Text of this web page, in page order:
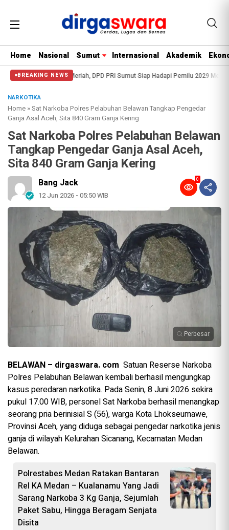
Home Nasional Sumut Internasional Akademik
BREAKING NEWS
Meriah, DPD PRI Sumut Siap Hadapi Pemilu 2029 Mendatang
NARKOTIKA
Home »Sat Narkoba Polres Pelabuhan Belawan Tangkap Pengedar
Ganja Asal Aceh, Sita 840 Gram Ganja Kering
Sat Narkoba Polres Pelabuhan Belawan
Tangkap Pengedar Ganja Asal Aceh,
Sita 840 Gram Ganja Kering
Bang Jack
12 Jun 2026 - 05:50 WIB
0
Perbesar
BELAWAN – dirgaswara. com Satuan Reserse Narkoba
Polres Pelabuhan Belawan kembali berhasil mengungkap
kasus peredaran narkotika. Pada Senin, 8 Juni 2026 sekira
pukul 17.00 WIB, personel Sat Narkoba berhasil menangkap
seorang pria berinisial S (56), warga Kota Lhokseumawe,
Provinsi Aceh, yang diduga sebagai pengedar narkotika jenis
ganja di wilayah Kelurahan Sicanang, Kecamatan Medan
Belawan.
Polrestabes Medan Ratakan Bantaran
Rel KA Medan – Kualanamu Yang Jadi
Sarang Narkoba 3 Kg Ganja, Sejumlah
Paket Sabu, Hingga Beragam Senjata
Disita